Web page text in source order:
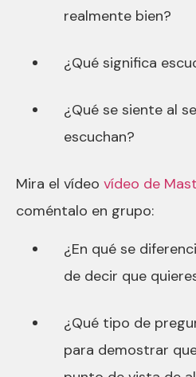
realmente bien?
¿Qué significa
¿Qué se siente al
escuchan?
Mira el vídeo vídeo de
coméntalo en grupo:
¿En qué se
de decir que
¿Qué tipo de
para demostrar